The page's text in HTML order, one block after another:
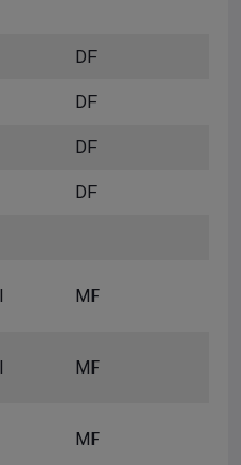
DF
DF
DF
DF
MF
MF
MF